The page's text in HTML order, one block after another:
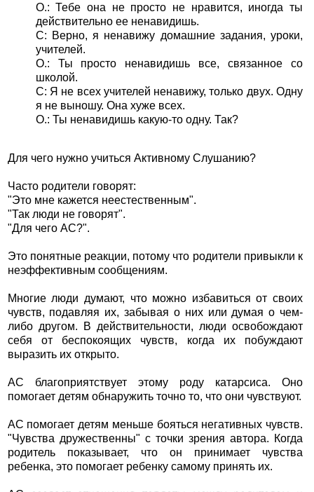
О.: Тебе она не просто не нравится, иногда ты
действительно ее ненавидишь.
С: Верно, я ненавижу домашние задания, уроки,
учителей.
О.: Ты просто ненавидишь все, связанное со
школой.
С: Я не всех учителей ненавижу, только двух. Одну
я не выношу. Она хуже всех.
О.: Ты ненавидишь какую-то одну. Так?
Для чего нужно учиться Активному Слушанию?
Часто родители говорят:
"Это мне кажется неестественным".
"Так люди не говорят".
"Для чего АС?".
Это понятные реакции, потому что родители привыкли к
неэффективным сообщениям.
Многие люди думают, что можно избавиться от своих
чувств, подавляя их, забывая о них или думая о чем-
либо другом. В действительности, люди освобождают
себя от беспокоящих чувств, когда их побуждают
выразить их открыто.
АС благоприятствует этому роду катарсиса. Оно
помогает детям обнаружить точно то, что они чувствуют.
АС помогает детям меньше бояться негативных чувств.
"Чувства дружественны" с точки зрения автора. Когда
родитель показывает, что он принимает чувства
ребенка, это помогает ребенку самому принять их.